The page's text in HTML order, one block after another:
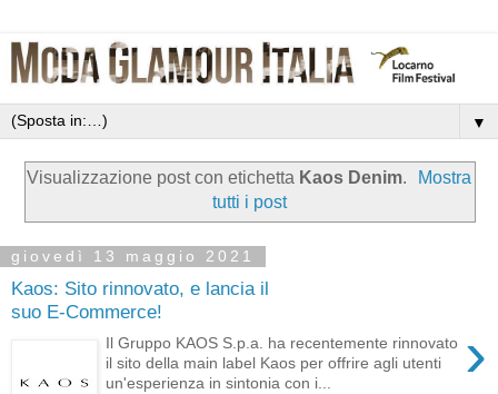
▼
Visualizzazione post con etichetta Kaos Denim.
Mostra
tutti i post
giovedì 13 maggio 2021
Kaos: Sito rinnovato, e lancia il
suo E-Commerce!
›
Il Gruppo KAOS S.p.a. ha recentemente rinnovato
il sito della main label Kaos per offrire agli utenti
un'esperienza in sintonia con i...